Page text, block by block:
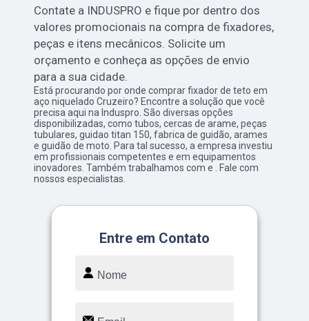
Contate a INDUSPRO e fique por dentro dos
valores promocionais na compra de fixadores,
peças e itens mecânicos. Solicite um
orçamento e conheça as opções de envio
para a sua cidade.
Está procurando por onde comprar fixador de teto em
aço niquelado Cruzeiro? Encontre a solução que você
precisa aqui na Induspro. São diversas opções
disponibilizadas, como tubos, cercas de arame, peças
tubulares, guidao titan 150, fabrica de guidão, arames
e guidão de moto. Para tal sucesso, a empresa investiu
em profissionais competentes e em equipamentos
inovadores. Também trabalhamos com e . Fale com
nossos especialistas.
Entre em Contato